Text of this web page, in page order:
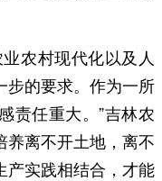
农村现代化以及人
步的要求。作为一所
责任重大。”吉林农
养离不开土地，离不
产实践相结合，才能